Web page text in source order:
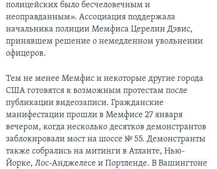
полицейских было бесчеловечным и
неоправданным». Ассоциация поддержала
начальника полиции Мемфиса Церелин Дэвис,
принявшем решение о немедленном увольнении
офицеров.
Тем не менее Мемфис и некоторые другие города
США готовятся к возможным протестам после
публикации видеозаписи. Гражданские
манифестации прошли в Мемфисе 27 января
вечером, когда несколько десятков демонстрантов
заблокировали мост на шоссе № 55. Демонстранты
также собрались на митинги в Атланте, Нью-
Йорке, Лос-Анджелесе и Портленде. В Вашингтоне